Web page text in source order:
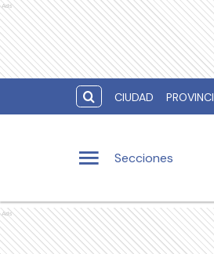
Ads
CIUDAD
Secciones
Ads